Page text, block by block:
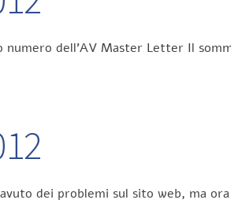
dell’AV Master Letter Il
dei problemi sul sito web, ma